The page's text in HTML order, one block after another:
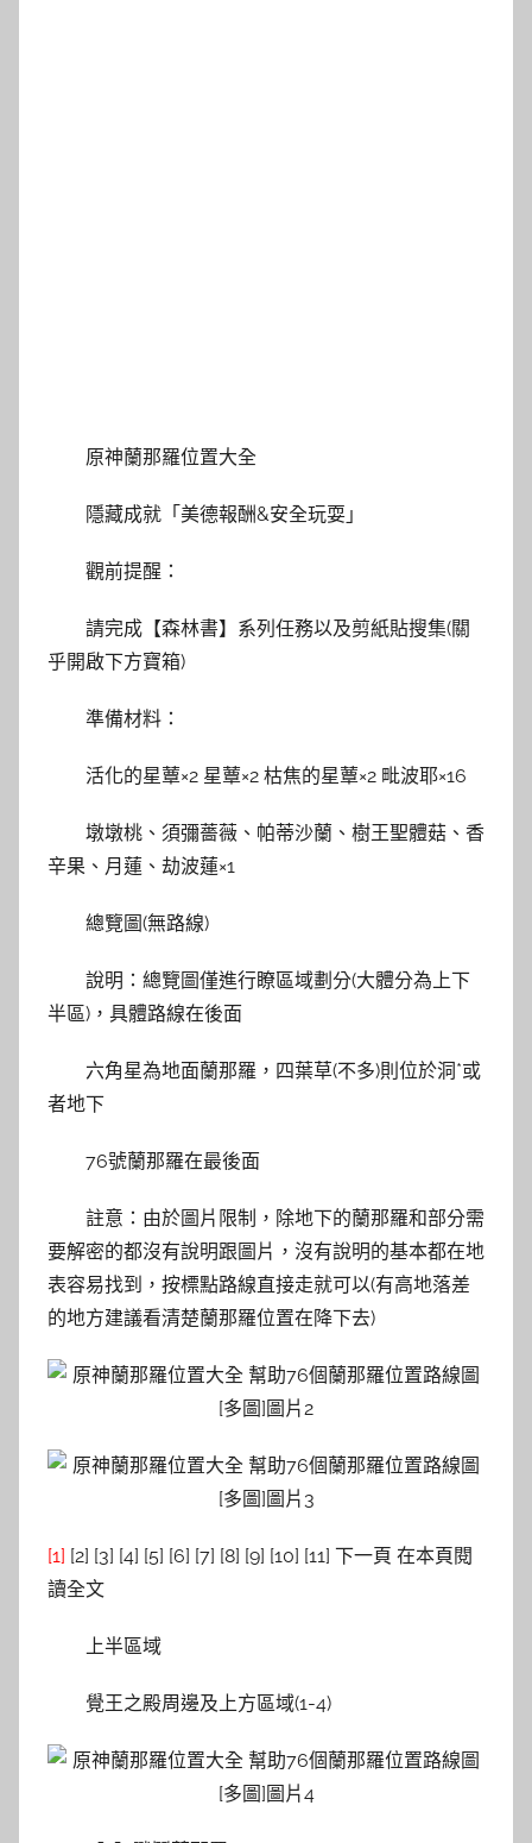
原神蘭那羅位置大全
隱藏成就「美德報酬&安全玩耍」
觀前提醒：
請完成【森林書】系列任務以及剪紙貼搜集(關
乎開啟下方寶箱)
準備材料：
活化的星蕈×2 星蕈×2 枯焦的星蕈×2 毗波耶×16
墩墩桃、須彌薔薇、帕蒂沙蘭、樹王聖體菇、香
辛果、月蓮、劫波蓮×1
總覽圖(無路線)
說明：總覽圖僅進行瞭區域劃分(大體分為上下
半區)，具體路線在後面
六角星為地面蘭那羅，四葉草(不多)則位於洞*或
者地下
76號蘭那羅在最後面
註意：由於圖片限制，除地下的蘭那羅和部分需
要解密的都沒有說明跟圖片，沒有說明的基本都在地
表容易找到，按標點路線直接走就可以(有高地落差
的地方建議看清楚蘭那羅位置在降下去)
[1] [2] [3] [4] [5] [6] [7] [8] [9] [10] [11] 下一頁 在本頁閱
讀全文
上半區域
覺王之殿周邊及上方區域(1-4)